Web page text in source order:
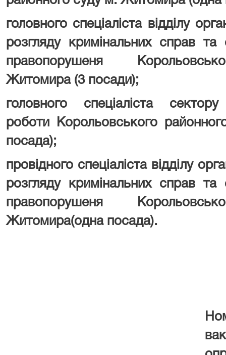
головного спеціаліста відділу
розгляду кримінальних справ та
правопорушеня
Житомира (3 посади);
головного спеціаліста сектору
роботи
Корольовського
посада);
провідного спеціаліста відділу
розгляду кримінальних справ та
правопорушеня
Житомира(одна посада).